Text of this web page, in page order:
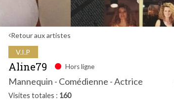
Retour aux artistes
V.I.P
Aline79 Hors ligne
Mannequin - Comédienne - Actrice
Visites totales 160